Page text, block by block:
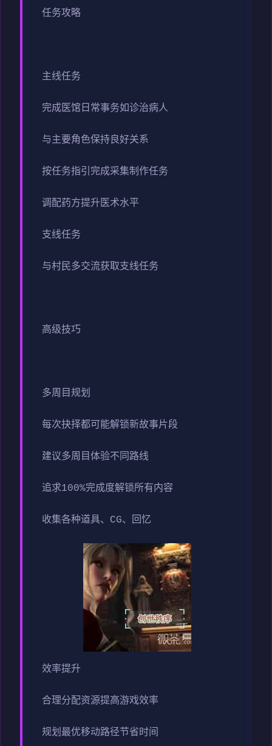
任务攻略
主线任务
完成医馆日常事务如诊治病人
与主要角色保持良好关系
按任务指引完成采集制作任务
调配药方提升医术水平
支线任务
与村民多交流获取支线任务
高级技巧
多周目规划
每次抉择都可能解锁新故事片段
建议多周目体验不同路线
追求100%完成度解锁所有内容
收集各种道具、CG、回忆
效率提升
合理分配资源提高游戏效率
规划最优移动路径节省时间